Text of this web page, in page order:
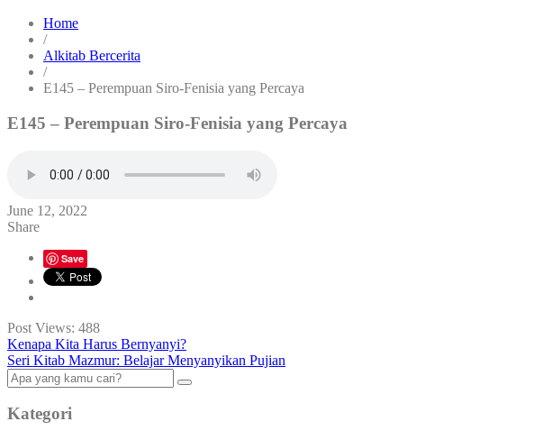
Home
/
Alkitab Bercerita
/
E145 – Perempuan Siro-Fenisia yang Percaya
E145 – Perempuan Siro-Fenisia yang Percaya
June 12, 2022
Share
Save
Post Views: 488
Kenapa Kita Harus Bernyanyi?
Seri Kitab Mazmur: Belajar Menyanyikan Pujian
Kategori